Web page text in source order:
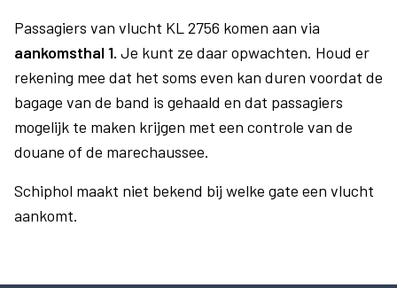
Passagiers van vlucht KL 2756 komen aan via
aankomsthal 1. Je kunt ze daar opwachten. Houd er
rekening mee dat het soms even kan duren voordat de
bagage van de band is gehaald en dat passagiers
mogelijk te maken krijgen met een controle van de
douane of de marechaussee.
Schiphol maakt niet bekend bij welke gate een vlucht
aankomt.